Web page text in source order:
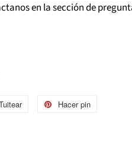
en la sección de
Tuitear
Hacer pin